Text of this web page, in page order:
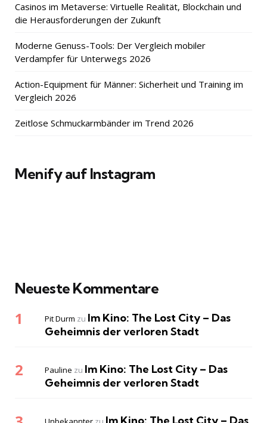
Casinos im Metaverse: Virtuelle Realität, Blockchain und
die Herausforderungen der Zukunft
Moderne Genuss-Tools: Der Vergleich mobiler
Verdampfer für Unterwegs 2026
Action-Equipment für Männer: Sicherheit und Training im
Vergleich 2026
Zeitlose Schmuckarmbänder im Trend 2026
Menify auf Instagram
Neueste Kommentare
Pit Durm zu Im Kino: The Lost City – Das
Geheimnis der verloren Stadt
Pauline zu Im Kino: The Lost City – Das
Geheimnis der verloren Stadt